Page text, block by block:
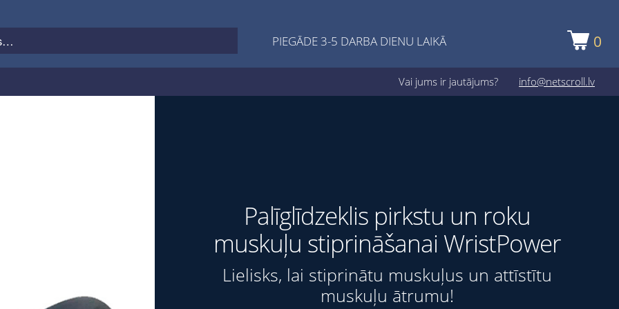
PIEGĀDE 3-5 DARBA DIENU LAIKĀ 0
Vai jums ir jautājums? info@netscroll.lv
Palīglīdzeklis pirkstu un roku
muskuļu stiprināšanai WristPower
Lielisks, lai stiprinātu muskuļus un attīstītu
muskuļu ātrumu!